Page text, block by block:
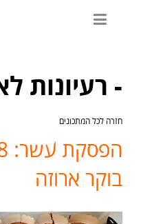
- רעיונות
חזרה לכל המתכונים
בוקר ארוזה